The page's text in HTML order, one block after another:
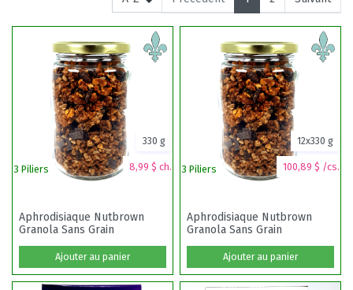
3 Piliers 8,99 $ ch.
330 g
Aphrodisiaque Nutbrown
Granola Sans Grain
Ajouter au panier
3 Piliers 100,89 $ /cs.
12x330 g
Aphrodisiaque Nutbrown
Granola Sans Grain
Ajouter au panier